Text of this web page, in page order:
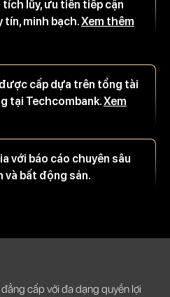
lũy, ưu tiên tiếp cận
tín, minh bạch.Xem thêm
cấp dựa trên tổng tài
tại Techcombank.Xem
với báo cáo chuyên sâu
và bất động sản.
cấp với đa dạng quyền lợi